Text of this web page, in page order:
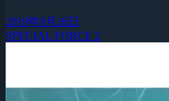
2019年9月26日
SPECIAL FORCE 2